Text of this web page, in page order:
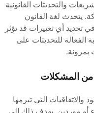
والتحديثات القانونية
يتحدث لغة القانون
تحديد أي تغييرات قد تؤثر
الفعالة للتحديثات على
بمرونة.
من المشكلات
التي تبرمها